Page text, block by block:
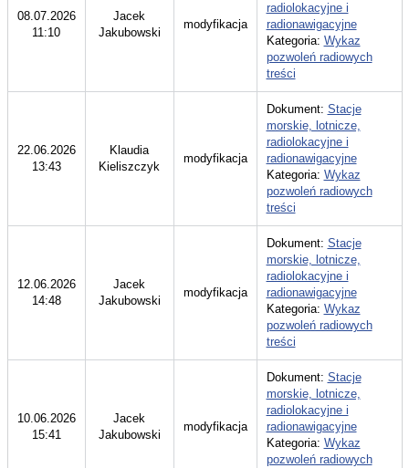
08.07.2026
11:10
Jacek
Jakubowski
modyfikacja
radiolokacyjne i
radionawigacyjne
Kategoria: Wykaz
pozwoleń radiowych
treści
22.06.2026
13:43
Klaudia
Kieliszczyk
modyfikacja
Dokument: Stacje
morskie, lotnicze,
radiolokacyjne i
radionawigacyjne
Kategoria: Wykaz
pozwoleń radiowych
treści
12.06.2026
14:48
Jacek
Jakubowski
modyfikacja
Dokument: Stacje
morskie, lotnicze,
radiolokacyjne i
radionawigacyjne
Kategoria: Wykaz
pozwoleń radiowych
treści
10.06.2026
15:41
Jacek
Jakubowski
modyfikacja
Dokument: Stacje
morskie, lotnicze,
radiolokacyjne i
radionawigacyjne
Kategoria: Wykaz
pozwoleń radiowych